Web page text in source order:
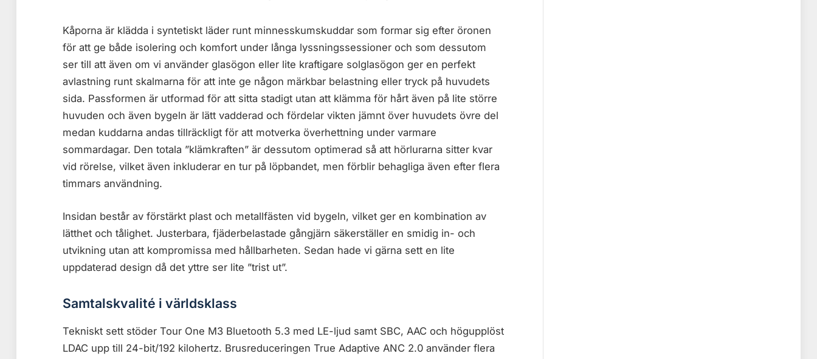
Kåporna är klädda i syntetiskt läder runt minnesskumskuddar som formar sig efter öronen
för att ge både isolering och komfort under långa lyssningssessioner och som dessutom
ser till att även om vi använder glasögon eller lite kraftigare solglasögon ger en perfekt
avlastning runt skalmarna för att inte ge någon märkbar belastning eller tryck på huvudets
sida. Passformen är utformad för att sitta stadigt utan att klämma för hårt även på lite större
huvuden och även bygeln är lätt vadderad och fördelar vikten jämnt över huvudets övre del
medan kuddarna andas tillräckligt för att motverka överhettning under varmare
sommardagar. Den totala ”klämkraften” är dessutom optimerad så att hörlurarna sitter kvar
vid rörelse, vilket även inkluderar en tur på löpbandet, men förblir behagliga även efter flera
timmars användning.
Insidan består av förstärkt plast och metallfästen vid bygeln, vilket ger en kombination av
lätthet och tålighet. Justerbara, fjäderbelastade gångjärn säkerställer en smidig in- och
utvikning utan att kompromissa med hållbarheten. Sedan hade vi gärna sett en lite
uppdaterad design då det yttre ser lite ”trist ut”.
Samtalskvalité i världsklass
Tekniskt sett stöder Tour One M3 Bluetooth 5.3 med LE-ljud samt SBC, AAC och högupplöst
LDAC upp till 24-bit/192 kilohertz. Brusreduceringen True Adaptive ANC 2.0 använder flera